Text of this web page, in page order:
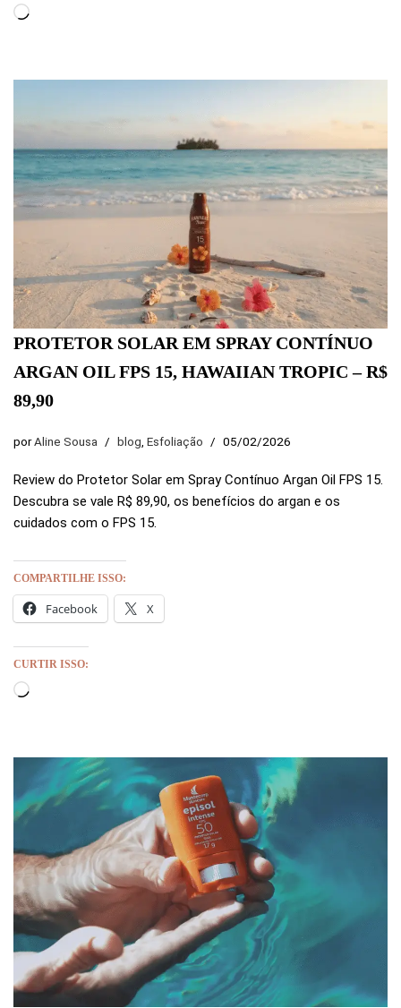
PROTETOR SOLAR EM SPRAY CONTÍNUO
ARGAN OIL FPS 15, HAWAIIAN TROPIC – R$
89,90
porAline Sousa blog, Esfoliação 05/02/2026
Review do Protetor Solar em Spray Contínuo Argan Oil FPS 15.
Descubra se vale R$ 89,90, os benefícios do argan e os
cuidados com o FPS 15.
COMPARTILHE ISSO:
Facebook X
CURTIR ISSO: